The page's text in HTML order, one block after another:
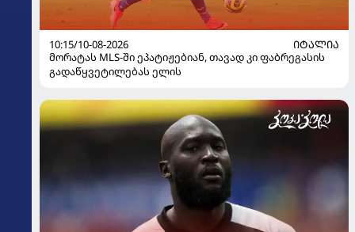
10:15/10-08-2026
ᲘᲢᲐᲚᲘᲐ
მორატას MLS-ში ეპატიჟებიან, თავად კი ფაბრეგასის
გადაწყვეტილებას ელის